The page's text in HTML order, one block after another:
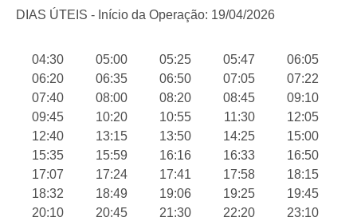
DIAS ÚTEIS - Início da Operação: 19/04/2026
04:30 05:00 05:25 05:47
06:05
06:20
06:35 06:50 07:05
07:22
07:40
08:00 08:20 08:45
09:10
09:45
10:20 10:55 11:30
12:05
12:40
13:15 13:50 14:25
15:00
15:35
15:59 16:16 16:33
16:50
17:07
17:24 17:41 17:58
18:15
18:32
18:49 19:06 19:25
19:45
20:10
20:45 21:30 22:20
23:10